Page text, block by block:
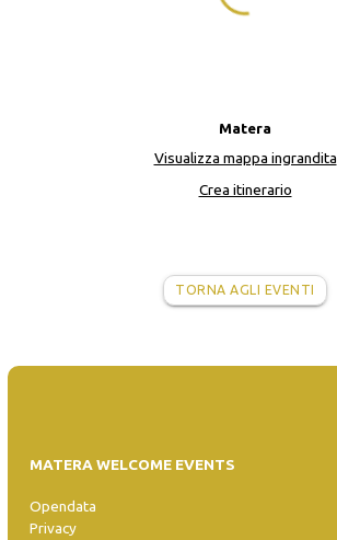
Matera
Visualizza mappa ingrandita
Crea itinerario
TORNA AGLI EVENTI
MATERA WELCOME EVENTS
Opendata
Privacy